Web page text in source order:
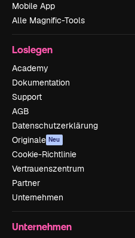
Mobile App
Alle Magnific-Tools
Loslegen
Academy
Dokumentation
Support
AGB
Datenschutzerklärung
Originale Neu
Cookie-Richtlinie
Vertrauenszentrum
Partner
Unternehmen
Unternehmen